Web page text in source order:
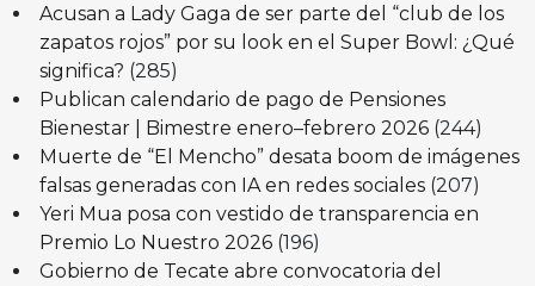
Acusan a Lady Gaga de ser parte del “club de los
zapatos rojos” por su look en el Super Bowl: ¿Qué
significa? (285)
Publican calendario de pago de Pensiones
Bienestar | Bimestre enero–febrero 2026 (244)
Muerte de “El Mencho” desata boom de imágenes
falsas generadas con IA en redes sociales (207)
Yeri Mua posa con vestido de transparencia en
Premio Lo Nuestro 2026 (196)
Gobierno de Tecate abre convocatoria del